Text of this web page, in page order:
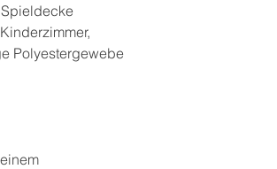
Polyestergewebe